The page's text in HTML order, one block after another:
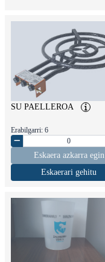
SU PAELLEROA
Erabilgarri: 6
Eskaera azkarra egin
Eskaerari gehitu